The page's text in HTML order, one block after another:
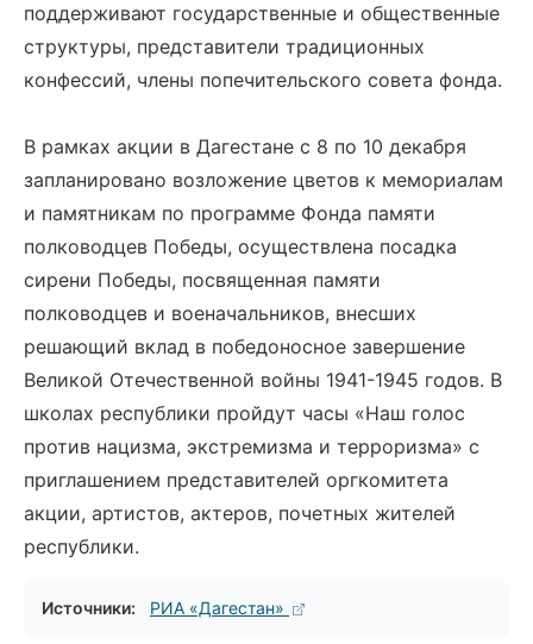
поддерживают государственные и общественные
структуры, представители традиционных
конфессий, члены попечительского совета фонда.
В рамках акции в Дагестане с 8 по 10 декабря
запланировано возложение цветов к мемориалам
и памятникам по программе Фонда памяти
полководцев Победы, осуществлена посадка
сирени Победы, посвященная памяти
полководцев и военачальников, внесших
решающий вклад в победоносное завершение
Великой Отечественной войны 1941-1945 годов. В
школах республики пройдут часы «Наш голос
против нацизма, экстремизма и терроризма» с
приглашением представителей оргкомитета
акции, артистов, актеров, почетных жителей
республики.
Источники: РИА «Дагестан»